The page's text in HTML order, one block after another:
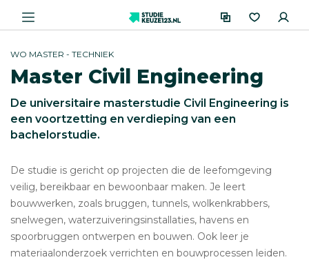
WO MASTER - TECHNIEK
Master Civil Engineering
De universitaire masterstudie Civil Engineering is
een voortzetting en verdieping van een
bachelorstudie.
De studie is gericht op projecten die de leefomgeving
veilig, bereikbaar en bewoonbaar maken. Je leert
bouwwerken, zoals bruggen, tunnels, wolkenkrabbers,
snelwegen, waterzuiveringsinstallaties, havens en
spoorbruggen ontwerpen en bouwen. Ook leer je
materiaalonderzoek verrichten en bouwprocessen leiden.